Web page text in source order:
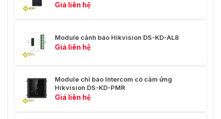
Độ Ẩm Làm Việc
mm (3,86" × 3,93" × 1,73")
PIN
Nguồn Cấp
IEEE802.3af, PoE tiêu
chuẩn
Giá liên hệ
Module cảnh báo Hikvision DS-KD-AL8
Giá liên hệ
Module chỉ báo Intercom có ​​cảm ứng
Hikvision DS-KD-PMR
Giá liên hệ